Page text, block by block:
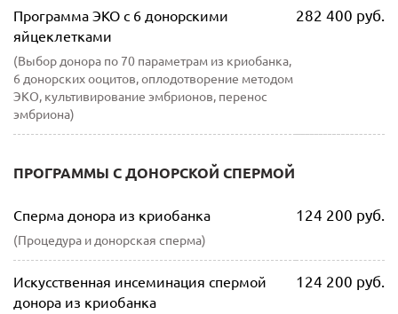
Программа ЭКО с 6 донорскими
яйцеклетками
(Выбор донора по 70 параметрам из криобанка,
6 донорских ооцитов, оплодотворение методом
ЭКО, культивирование эмбрионов, перенос
эмбриона)
282 400 руб.
ПРОГРАММЫ С ДОНОРСКОЙ СПЕРМОЙ
Сперма донора из криобанка
(Процедура и донорская сперма)
124 200 руб.
Искусственная инсеминация спермой
донора из криобанка
124 200 руб.